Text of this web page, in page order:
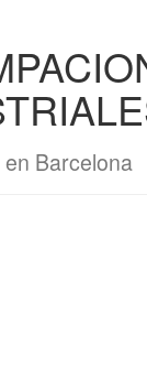
Barcelona